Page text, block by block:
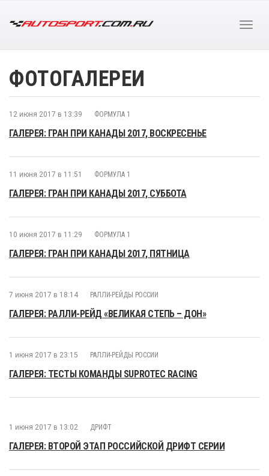
ФОТОГАЛЕРЕИ
12 июня 2017 в 13:39 ФОРМУЛА 1
ГАЛЕРЕЯ: ГРАН ПРИ КАНАДЫ 2017, ВОСКРЕСЕНЬЕ
11 июня 2017 в 11:51 ФОРМУЛА 1
ГАЛЕРЕЯ: ГРАН ПРИ КАНАДЫ 2017, СУББОТА
10 июня 2017 в 11:29 ФОРМУЛА 1
ГАЛЕРЕЯ: ГРАН ПРИ КАНАДЫ 2017, ПЯТНИЦА
7 июня 2017 в 18:14 РАЛЛИ-РЕЙДЫ РОССИИ
ГАЛЕРЕЯ: РАЛЛИ-РЕЙД «ВЕЛИКАЯ СТЕПЬ – ДОН»
1 июня 2017 в 23:15 РАЛЛИ-РЕЙДЫ РОССИИ
ГАЛЕРЕЯ: ТЕСТЫ КОМАНДЫ SUPROTEC RACING
1 июня 2017 в 13:02 ДРИФТ
ГАЛЕРЕЯ: ВТОРОЙ ЭТАП РОССИЙСКОЙ ДРИФТ СЕРИИ